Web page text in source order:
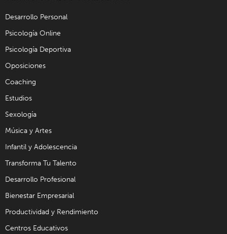
Desarrollo Personal
Psicología Online
Psicología Deportiva
Oposiciones
Coaching
Estudios
Sexología
Música y Artes
Infantil y Adolescencia
Transforma Tu Talento
Desarrollo Profesional
Bienestar Empresarial
Productividad y Rendimiento
Centros Educativos